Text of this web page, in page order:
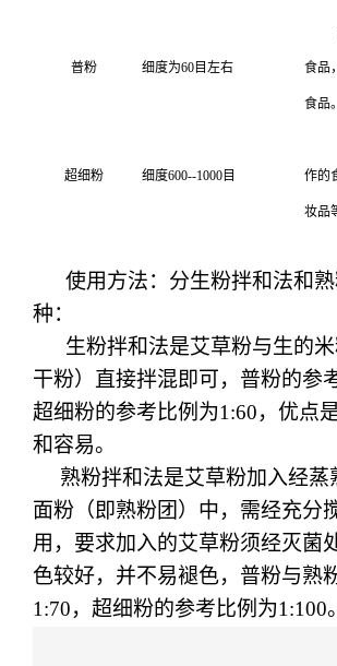
普粉 细度为60目左右 食品
食品。
超细粉 细度600--1000目 作的
妆品
使用方法：分生粉拌和法和熟
种：
生粉拌和法是艾草粉与生的米
干粉）直接拌混即可，普粉的参
超细粉的参考比例为1:60，优点
和容易。
熟粉拌和法是艾草粉加入经蒸
面粉（即熟粉团）中，需经充分
用，要求加入的艾草粉须经灭菌
色较好，并不易褪色，普粉与熟
1:70，超细粉的参考比例为1:100。